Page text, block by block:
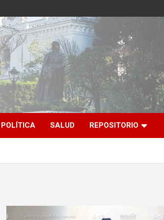
POLÍTICA SALUD REPOSITORIO